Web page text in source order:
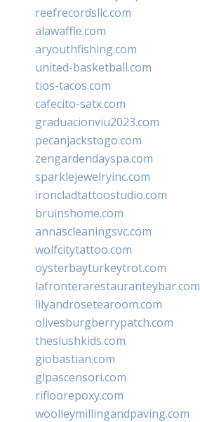
reefrecordsllc.com
alawaffle.com
aryouthfishing.com
united-basketball.com
tios-tacos.com
cafecito-satx.com
graduacionviu2023.com
pecanjackstogo.com
zengardendayspa.com
sparklejewelryinc.com
ironcladtattoostudio.com
bruinshome.com
annascleaningsvc.com
wolfcitytattoo.com
oysterbayturkeytrot.com
lafronterarestauranteybar.com
lilyandrosetearoom.com
olivesburgberrypatch.com
theslushkids.com
giobastian.com
glpascensori.com
rifloorepoxy.com
woolleymillingandpaving.com